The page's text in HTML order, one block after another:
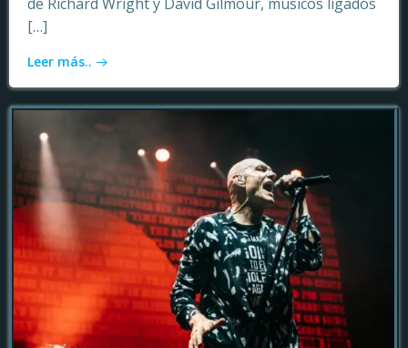
[…]
Leer más..